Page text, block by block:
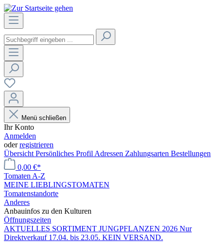
Menü schließen
Ihr Konto
Anmelden
oderregistrieren
Übersicht Persönliches Profil Adressen Zahlungsarten Bestellungen
0,00 €*
Tomaten A-Z
MEINE LIEBLINGSTOMATEN
Tomatenstandorte
Anderes
Anbauinfos zu den Kulturen
Öffnungszeiten
AKTUELLES SORTIMENT JUNGPFLANZEN 2026 Nur
Direktverkauf 17.04. bis 23.05. KEIN VERSAND.